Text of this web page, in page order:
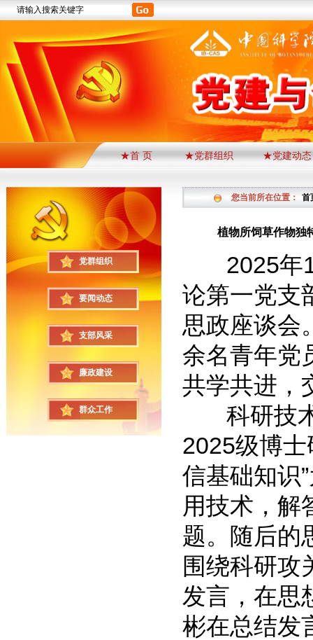
★首 页 ★党群组织 ★党建动态
党群组织
要闻动态
支部风采
廉政建设
群众工作
您当前所在位置： 首
植物所饲草作物独
2025年
论第一党支
思政座谈会
余名青年党
共学共进，
科研技术
2025级博
信基础知识
用技术，解
题。随后的
围绕科研攻
发言，在思
彬在总结发